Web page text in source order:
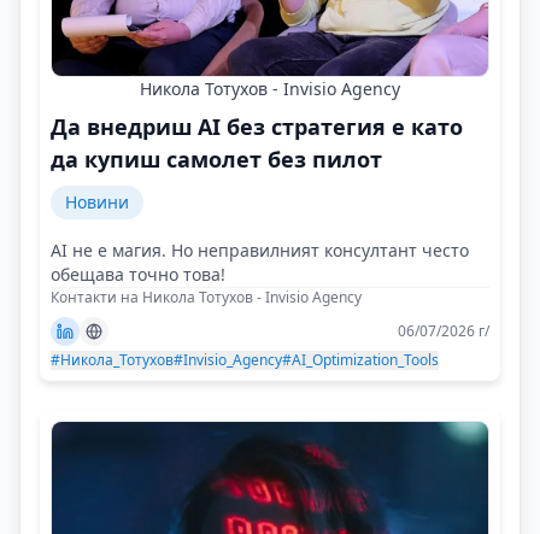
Никола Тотухов - Invisio Agency
Да внедриш AI без стратегия е като
да купиш самолет без пилот
Новини
AI не е магия. Но неправилният консултант често
обещава точно това!
Контакти на Никола Тотухов - Invisio Agency
06/07/2026 г/
#Никола_Тотухов#Invisio_Agency#AI_Optimization_Tools